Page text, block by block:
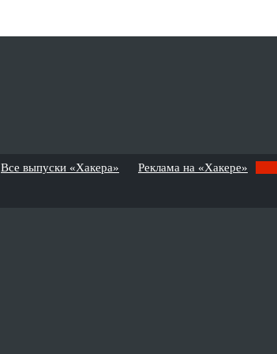
Все выпуски «Хакера» Реклама на «Хакере»